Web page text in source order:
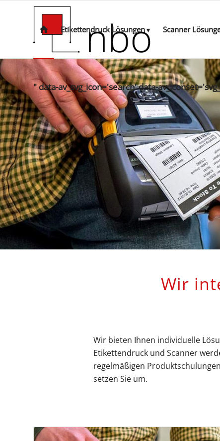
Etikettendruck Lösungen Scanner
" data-av_svg_icon='search' data-
Wir
Wir bieten Ihnen individuelle
Etikettendruck und Scanner
regelmäßigen
setzen Sie um.